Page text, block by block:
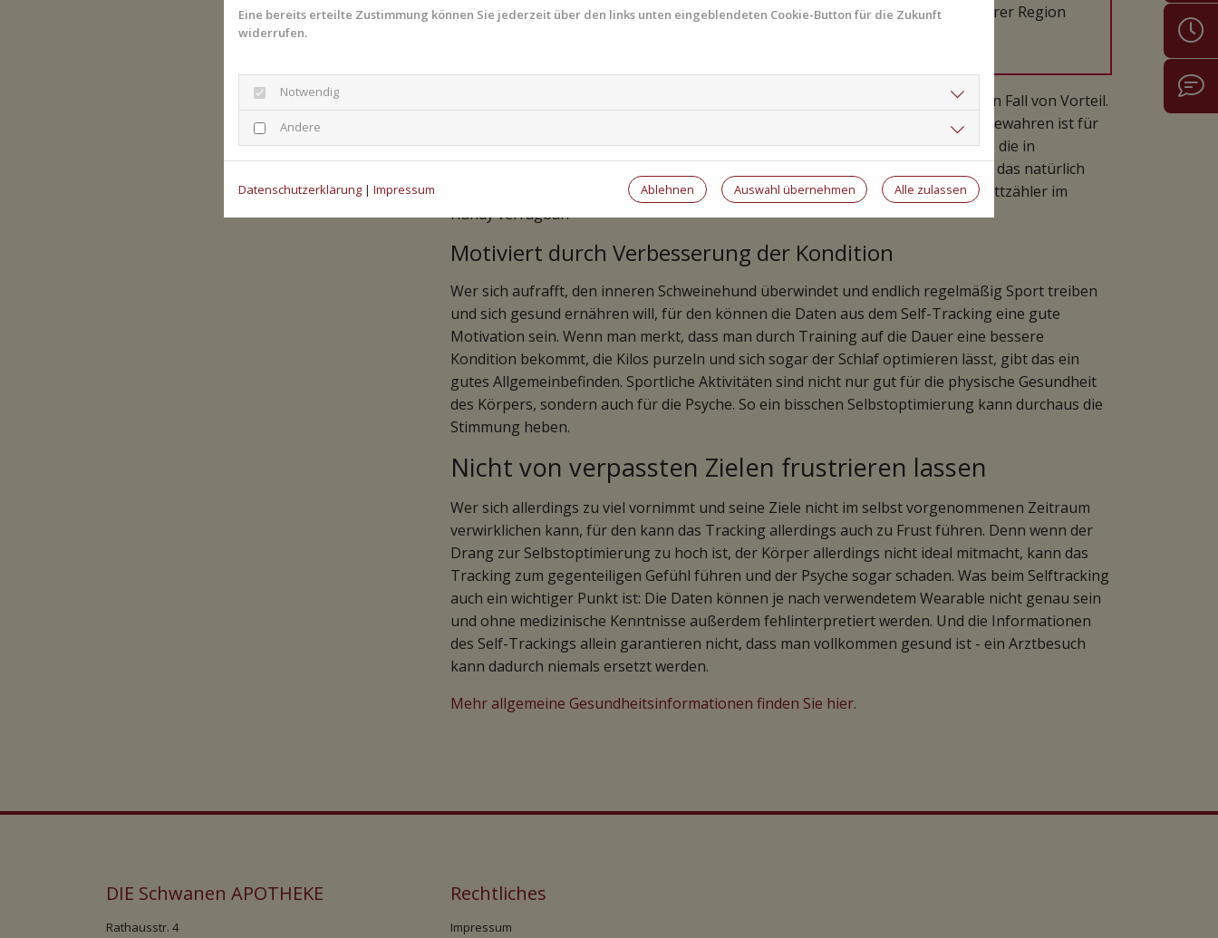
Gesundheitsinformationen? Gesundheits-Experten und -Expertinnen aus Ihrer Region
Zunächst einmal ist ein gesunder Lebensstil, der auch Sport beinhaltet, auf jeden Fall von Vorteil.
In Bewegung zu bleiben, auf seine Fitness zu achten und so die Gesundheit zu bewahren ist für
viele ein großes Ziel. Und wenn dabei sogenannte Wearables - kleine Computer, die in
verschiedenen Formen am Körper getragen werden können - helfen, sollte man das natürlich
nutzen. Wearables sind zum Beispiel als Armbänder, Fitnessuhren oder als Schrittzähler im
Handy verfügbar.
Motiviert durch Verbesserung der Kondition
Wer sich aufrafft, den inneren Schweinehund überwindet und endlich regelmäßig Sport treiben
und sich gesund ernähren will, für den können die Daten aus dem Self-Tracking eine gute
Motivation sein. Wenn man merkt, dass man durch Training auf die Dauer eine bessere
Kondition bekommt, die Kilos purzeln und sich sogar der Schlaf optimieren lässt, gibt das ein
gutes Allgemeinbefinden. Sportliche Aktivitäten sind nicht nur gut für die physische Gesundheit
des Körpers, sondern auch für die Psyche. So ein bisschen Selbstoptimierung kann durchaus die
Stimmung heben.
Nicht von verpassten Zielen frustrieren lassen
Wer sich allerdings zu viel vornimmt und seine Ziele nicht im selbst vorgenommenen Zeitraum
verwirklichen kann, für den kann das Tracking allerdings auch zu Frust führen. Denn wenn der
Drang zur Selbstoptimierung zu hoch ist, der Körper allerdings nicht ideal mitmacht, kann das
Tracking zum gegenteiligen Gefühl führen und der Psyche sogar schaden. Was beim Selftracking
auch ein wichtiger Punkt ist: Die Daten können je nach verwendetem Wearable nicht genau sein
und ohne medizinische Kenntnisse außerdem fehlinterpretiert werden. Und die Informationen
des Self-Trackings allein garantieren nicht, dass man vollkommen gesund ist - ein Arztbesuch
kann dadurch niemals ersetzt werden.
Mehr allgemeine Gesundheitsinformationen finden Sie hier.
DIE Schwanen APOTHEKE
Rathausstr. 4
Rechtliches
Impressum
Eine bereits erteilte Zustimmung können Sie jederzeit über den links unten eingeblendeten Cookie-Button für die Zukunft
widerrufen.
Notwendig
Andere
Datenschutzerklärung | Impressum Ablehnen Auswahl übernehmen Alle zulassen